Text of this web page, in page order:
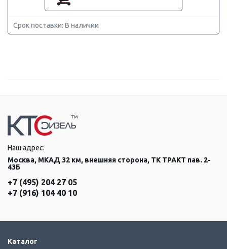
Срок поставки: В наличии
Наш адрес:
Москва, МКАД 32 км, внешняя сторона, ТК ТРАКТ пав. 2-
43Б
+7 (495) 204 27 05
+7 (916) 104 40 10
Каталог